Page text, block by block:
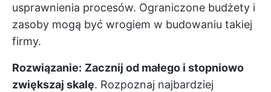
usprawnienia procesów. Ograniczone budżety i
zasoby mogą być wrogiem w budowaniu takiej
firmy.
Rozwiązanie: Zacznij od małego i stopniowo
zwiększaj skalę. Rozpoznaj najbardziej